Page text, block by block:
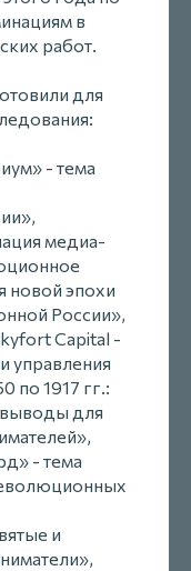
в
работ.
для
- тема
медиа-
новой эпохи
России»,
Capital -
управления
по 1917 гг.:
для
- тема
и